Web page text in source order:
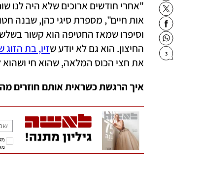
3
החיצון. הוא גם לא יודע שזיו, בת הזוג
את חצי הכוס המלאה, שהוא חי
איך הרגשת כשראית אותם חוזרים